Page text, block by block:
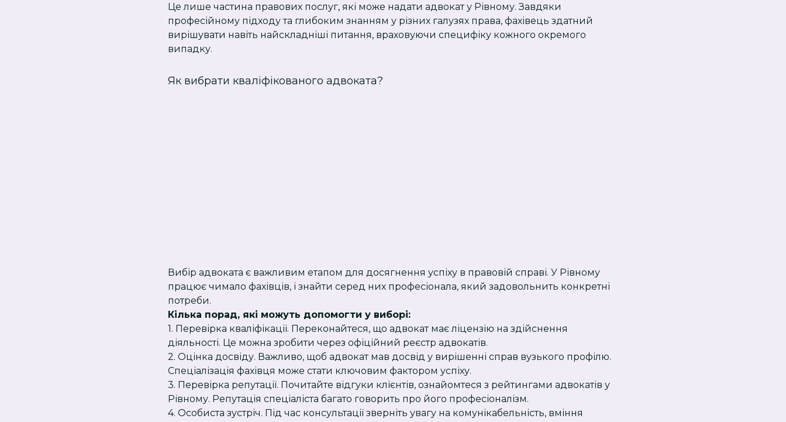
Це лише частина правових послуг, які може надати адвокат у Рівному. Завдяки
професійному підходу та глибоким знанням у різних галузях права, фахівець здатний
вирішувати навіть найскладніші питання, враховуючи специфіку кожного окремого
випадку.
Як вибрати кваліфікованого адвоката?
Вибір адвоката є важливим етапом для досягнення успіху в правовій справі. У Рівному
працює чимало фахівців, і знайти серед них професіонала, який задовольнить конкретні
потреби.
Кілька порад, які можуть допомогти у виборі:
1. Перевірка кваліфікації. Переконайтеся, що адвокат має ліцензію на здійснення
діяльності. Це можна зробити через офіційний реєстр адвокатів.
2. Оцінка досвіду. Важливо, щоб адвокат мав досвід у вирішенні справ вузького профілю.
Спеціалізація фахівця може стати ключовим фактором успіху.
3. Перевірка репутації. Почитайте відгуки клієнтів, ознайомтеся з рейтингами адвокатів у
Рівному. Репутація спеціаліста багато говорить про його професіоналізм.
4. Особиста зустріч. Під час консультації зверніть увагу на комунікабельність, вміння